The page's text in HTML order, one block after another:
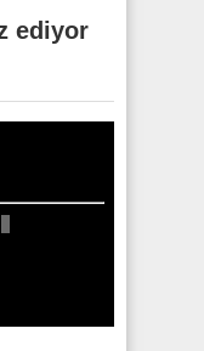
ediyor